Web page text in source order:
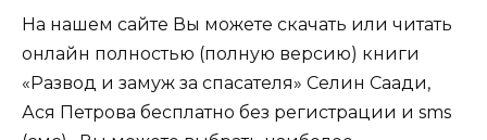
На нашем сайте Вы можете скачать или читать
онлайн полностью (полную версию) книги
«Развод и замуж за спасателя» Селин Саади,
Ася Петрова бесплатно без регистрации и sms